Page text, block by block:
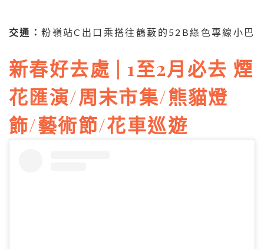
交通：粉嶺站C出口乘搭往鶴藪的52B綠色專線小巴
新春好去處 | 1至2月必去 煙
花匯演/周末市集/熊貓燈
飾/藝術節/花車巡遊